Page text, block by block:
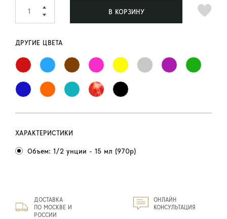
В КОРЗИНУ
ДРУГИЕ ЦВЕТА
ХАРАКТЕРИСТИКИ
Объем: 1/2 унции - 15 мл (970р)
ДОСТАВКА
ПО МОСКВЕ И
РОССИИ
ОНЛАЙН
КОНСУЛЬТАЦИЯ